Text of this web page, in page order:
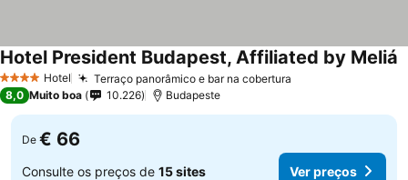
4 EstrelasHotel Terraço panorâmico e bar na cobertura
Hotel President Budapest, Affiliated by Meliá
8,0 Muito boa 10.226 Budapeste
De € 66
Consulte os preços de 15 sites Ver preços